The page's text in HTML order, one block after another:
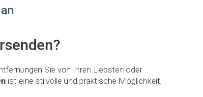
Sie von Ihren Liebsten oder
ist eine stilvolle und praktische Möglichkeit,